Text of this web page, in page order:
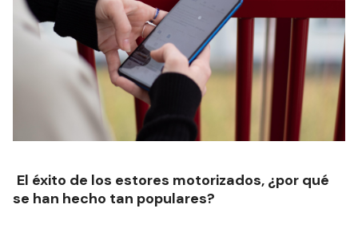
El éxito de los estores motorizados, ¿por qué
se han hecho tan populares?